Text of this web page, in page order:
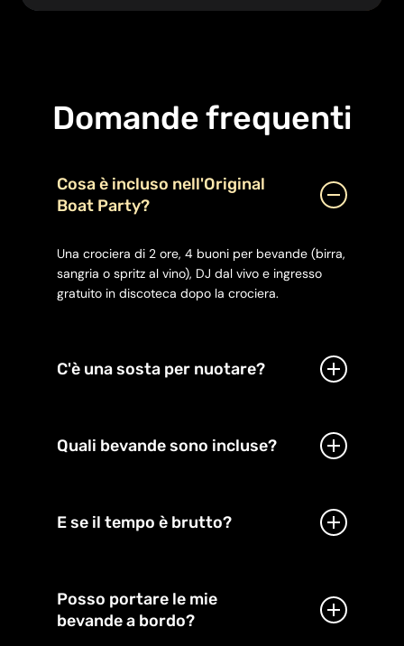
Domande frequenti
Cosa è incluso nell'Original
Boat Party?
Una crociera di 2 ore, 4 buoni per bevande (birra,
sangria o spritz al vino), DJ dal vivo e ingresso
gratuito in discoteca dopo la crociera.
C'è una sosta per nuotare?
per nuotare. Tuttavia, le nostre barche del sabato
e della domenica pomeriggio lo prevedono!
Quali bevande sono incluse?
acqua.
Non vengono serviti superalcolici.
E se il tempo è brutto?
riprogrammeremo l’escursione o offriremo
un’alternativa.
Posso portare le mie
bevande a bordo?